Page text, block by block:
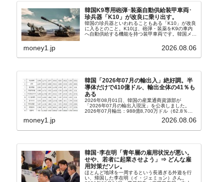
韓国K9専用砲弾･装薬自動供給装甲車両･
珍兵器「K10」が改良に乗り出す。
韓国の珍兵器といわれることもある「K10」が改良
に入るとのこと。K10は、砲弾・装薬をK9の車内
へ自動供給する機能を持つ装甲車両です。韓国メデ
から以下に一部を引きます。2005年に初めて...
money1.jp 2026.08.06
韓国「2026年07月の輸出入」絶好調。半
導体だけで410億ドル、輸出全体の41％も
ある
2026年08月01日、韓国の産業通商資源部が
「2026年07月の輸出入現況」を公表しました。
2026年07月輸出：988億8,700万ドル（62.8％）
money1.jp 2026.08.06
韓国･李在明「青年層の雇用状況が悪い。
せや、若者に起業させよう」⇒ どんな雇
用対策だソレ。
ほとんど地球を一周するという長過ぎる外遊を行
い、帰国した李在明（イ・ジェミョン）さん。